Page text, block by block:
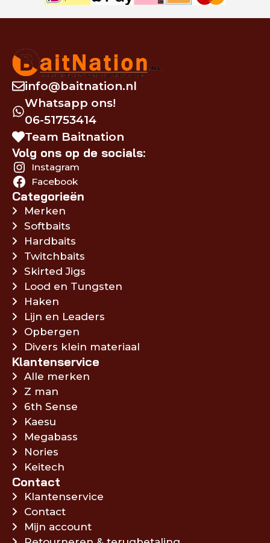
info@baitnation.nl
Whatsapp ons!
06-51753414
Team Baitnation
Volg ons op de socials:
Instagram
Facebook
Categorieën
Merken
Softbaits
Hardbaits
Twitchbaits
Skirted Jigs
Lood en Tungsten
Haken
Lijn en Leaders
Opbergen
Divers klein materiaal
Klantenservice
Alle merken
Z man
6th Sense
Kaesu
Megabass
Nories
Keitech
Contact
Klantenservice
Contact
Mijn account